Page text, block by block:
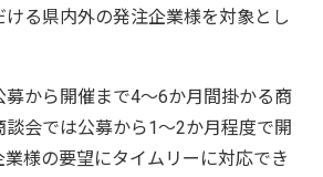
ける県内外の発注企業様を対象とし
募から開催まで4～6か月間掛かる商
会では公募から1～2か月程度で開
様の要望にタイムリーに対応でき